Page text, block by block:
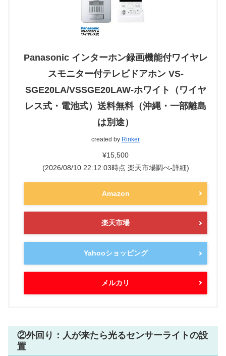
Panasonic インターホン録画機能付ワイヤレ
スモニター付テレビドアホン VS-
SGE20LA/VSSGE20LAW-ホワイト（ワイヤ
レス式・電池式）送料無料（沖縄・一部離島
は別途）
created by Rinker
¥15,500
(2026/08/10 22:12:03時点 楽天市場調べ-詳細)
Amazon
楽天市場
Yahooショッピング
メルカリ
②外回り：人が来たら光るセンサーライトの設
置